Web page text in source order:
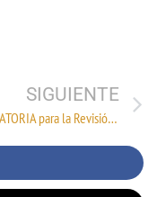
SIGUIENTE
CONVOCATORIA para la Revisión del Contrato Ley del Ramo de Pasamanería